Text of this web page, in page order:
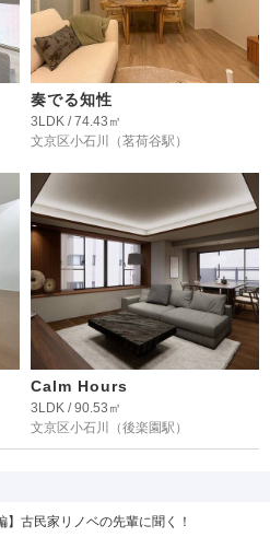
奏でる知性
3LDK / 74.43㎡
文京区小石川
（茗荷谷駅）
Calm Hours
3LDK / 90.53㎡
文京区小石川
（後楽園駅）
】古民家リノベの先輩に聞く！